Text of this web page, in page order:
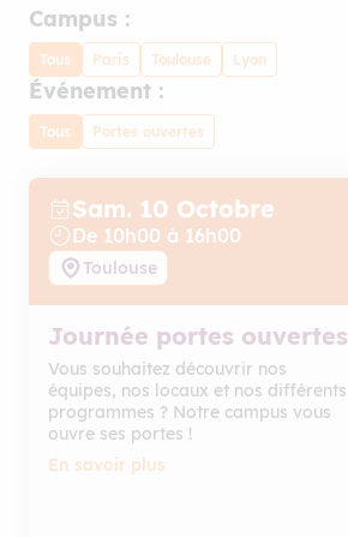
Campus :
Tous Paris Toulouse Lyon
Événement :
Tous Portes ouvertes
Sam. 10 Octobre
De 10h00 à 16h00
Toulouse
Journée portes ouvertes
Vous souhaitez découvrir nos
équipes, nos locaux et nos différents
programmes ? Notre campus vous
ouvre ses portes !
En savoir plus